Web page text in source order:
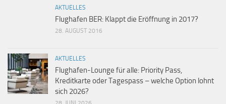
AKTUELLES
Flughafen BER: Klappt die Eröffnung in 2017?
28. AUGUST 2016
AKTUELLES
Flughafen-Lounge für alle: Priority Pass,
Kreditkarte oder Tagespass – welche Option lohnt
sich 2026?